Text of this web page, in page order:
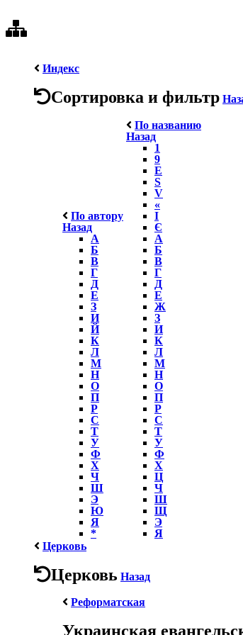
Индекс
Сортировка и фильтр
По автору
Назад
А
Б
В
Г
Д
Е
З
И
Й
К
Л
М
Н
О
П
Р
С
Т
У
Ф
Х
Ч
Ш
Э
Ю
Я
*
По названию
Назад
1
9
E
S
V
«
І
Є
А
Б
В
Г
Д
Е
Ж
З
И
К
Л
М
Н
О
П
Р
С
Т
У
Ф
Х
Ц
Ч
Ш
Щ
Э
Я
Церковь
Церковь Назад
Реформатская
Украинская